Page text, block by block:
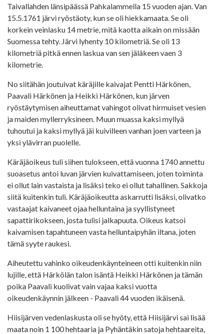
Taivallahden länsipäässä Pahkalammella 15 vuoden ajan. Van
15.5.1761 järvi ryöstäoty, kun se oli hiekkamaata. Se oli
korkein veinlasku 14 metrie, mitä kaotta aikain on missään
Suomessa tehty. Järvi lyhenty 10 kilometriä. Se oli 13
kilometriä pitkä ennen laskua van sen jäläkeen vaen 3
kilometrie.
No siitähän joutuivat käräjille kaivajat Pentti Härkönen,
Paavali Härkönen ja Heikki Härkönen, kun järven
ryöstäytymisen aiheuttamat vahingot olivat hirmuiset vesien
ja maiden myllerryksineen. Muun muassa kaksi myllyä
tuhoutui ja kaksi myllyä jäi kuivilleen vanhan joen varteen ja
yksi ylävirran puolelle.
Käräjäoikeus tuli siihen tulokseen, että vuonna 1740 annettu
suoasetus antoi luvan järvien kuivattamiseen, joten toiminta
ei ollut lain vastaista ja lisäksi teko ei ollut tahallinen. Sakkoja
siitä kuitenkin tuli. Käräjäoikeutta askarrutti lisäksi, olivatko
vastaajat kaivaneet ojaa helluntaina ja syyllistyneet
sapattirikokseen, josta tulisi jalkapuuta. Oikeus katsoi
kaivamisen tapahtuneen vasta helluntaipyhän iltana, joten
tämä syyte raukesi.
Aiheutettu vahinko oikeudenkäynteineen otti kuitenkin niin
lujille, että Härkölän talon isäntä Heikki Härkönen ja tämän
poika Paavali kuolivat vain vajaa kaksi vuotta
oikeudenkäynnin jälkeen - Paavali 44 vuoden ikäisenä.
Hiisijärven vedenlaskusta oli se hyöty, että Hiisijärvi sai lisää
maata noin 1 100 hehtaaria ja Pyhäntäkin satoja hehtaareita,